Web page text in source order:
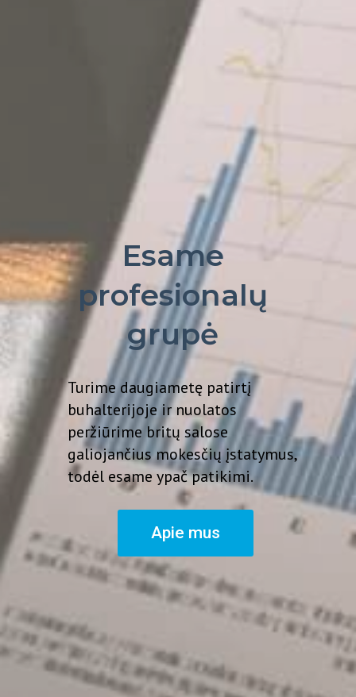
Turime daugiametę patirtį
buhalterijoje ir nuolatos
peržiūrime britų salose
galiojančius mokesčių įstatymus,
todėl esame ypač patikimi.
Esame
Apie mus
profesionalų
grupė